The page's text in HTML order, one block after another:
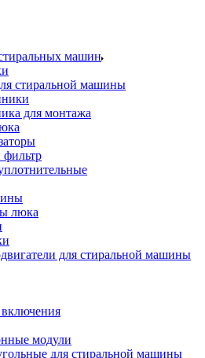
машин
стиральной машины
для монтажа
фильтр
люка
для стиральной машины
модули
для стиральной машины